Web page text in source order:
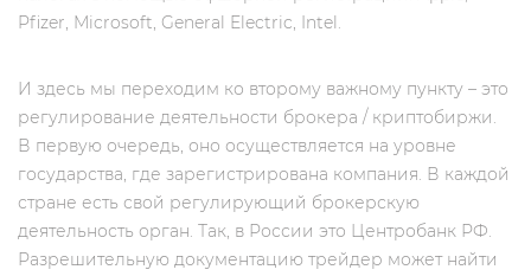
Pfizer, Microsoft, General Electric, Intel.
И здесь мы переходим ко второму важному пункту – это
регулирование деятельности брокера / криптобиржи.
В первую очередь, оно осуществляется на уровне
государства, где зарегистрирована компания. В каждой
стране есть свой регулирующий брокерскую
деятельность орган. Так, в России это Центробанк РФ.
Разрешительную документацию трейдер может найти